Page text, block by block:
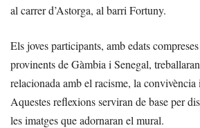
al carrer d’Astorga, al barri Fortuny.
Els joves participants, amb edats
provinents de Gàmbia i Senegal,
relacionada amb el racisme, la convivència
Aquestes reflexions serviran de base per
les imatges que adornaran el mural.